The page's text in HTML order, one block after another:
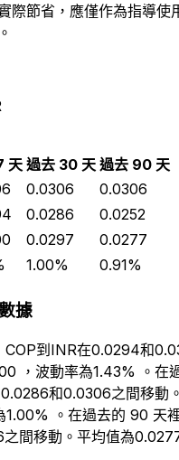
際節省，應僅作為指導使
天過去 30 天 過去 90 天
0.0306
0.0306
0.0286
0.0252
0.0297
0.0277
1.00% 0.91%
據
COP到INR在0.0294和
，波動率為1.43% 。在
和0.0306之間移動
。在過去的 90 天
間移動。平均值為